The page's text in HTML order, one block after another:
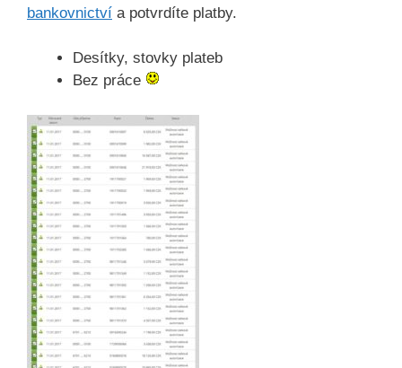
bankovnictví a potvrdíte platby.
Desítky, stovky plateb
Bez práce